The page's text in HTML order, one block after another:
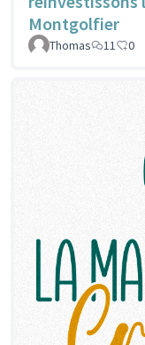
Montgolfier
Thomas 11 0